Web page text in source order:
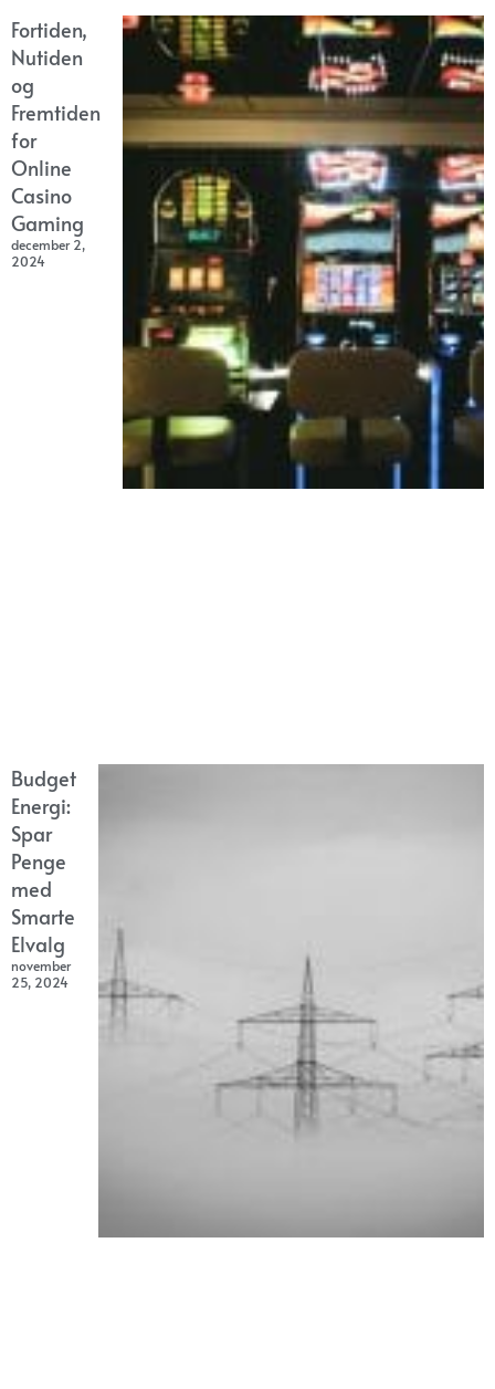
Fortiden,
Nutiden
og
Fremtiden
for
Online
Casino
Gaming
december 2,
2024
Budget
Energi:
Spar
Penge
med
Smarte
Elvalg
november
25, 2024